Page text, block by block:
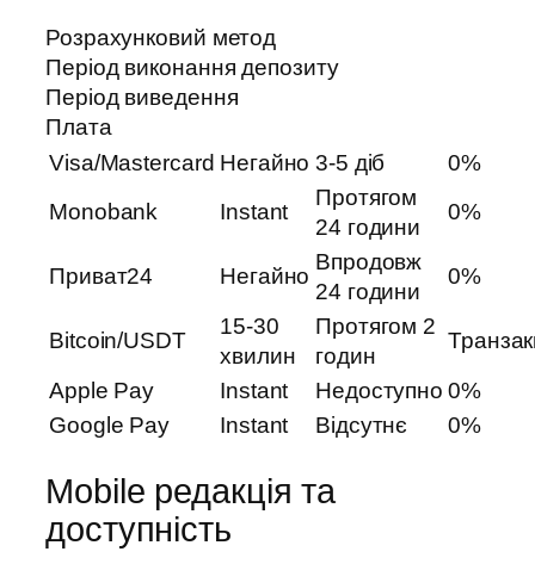
Розрахунковий метод
Період виконання депозиту
Період виведення
Плата
Visa/Mastercard Негайно 3-5 діб
0%
Monobank
Instant
Протягом
24 години
0%
Приват24 Негайно
Впродовж
24 години
0%
Bitcoin/USDT
15-30
хвилин
Протягом 2
годин
Apple Pay
Instant Недоступно 0%
Google Pay
Instant Відсутнє 0%
Mobile редакція та
доступність